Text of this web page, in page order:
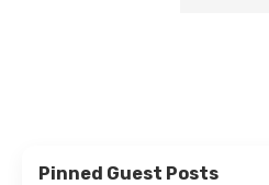
Pinned Guest Posts